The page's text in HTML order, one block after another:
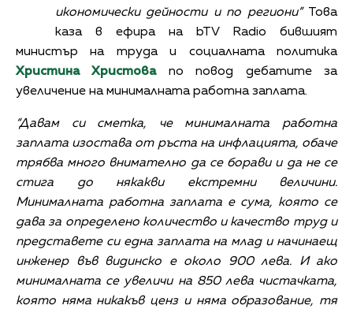
икономически дейности и по региони”Това
каза в ефира на bTV Radio бившият
министър на труда и социалната политика
Христина Христовапо повод дебатите за
увеличение на минималната работна заплата.
“Давам си сметка, че минималната работна
заплата изостава от ръста на инфлацията, обаче
трябва много внимателно да се борави и да не се
стига до някакви екстремни величини.
Минималната работна заплата е сума, която се
дава за определено количество и качество труд и
представете си една заплата на млад и начинаещ
инженер във видинско е около 900 лева. И ако
минималната се увеличи на 850 лева чистачката,
която няма никакъв ценз и няма образование, тя